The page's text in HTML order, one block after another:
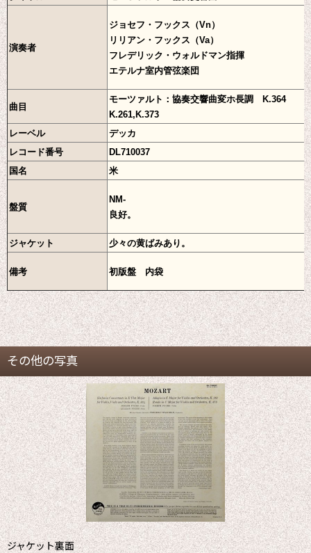
演奏者
ジョセフ・フックス（Vn）
リリアン・フックス（Va）
フレデリック・ウォルドマン指揮
エテルナ室内管弦楽団
曲目
モーツァルト：協奏交響曲変ホ長調 K.364
K.261,K.373
レーベル
デッカ
レコード番号
DL710037
国名
米
盤質
NM-
良好。
ジャケット 少々の黄ばみあり。
備考 初版盤 内袋
その他の写真
ジャケット裏面